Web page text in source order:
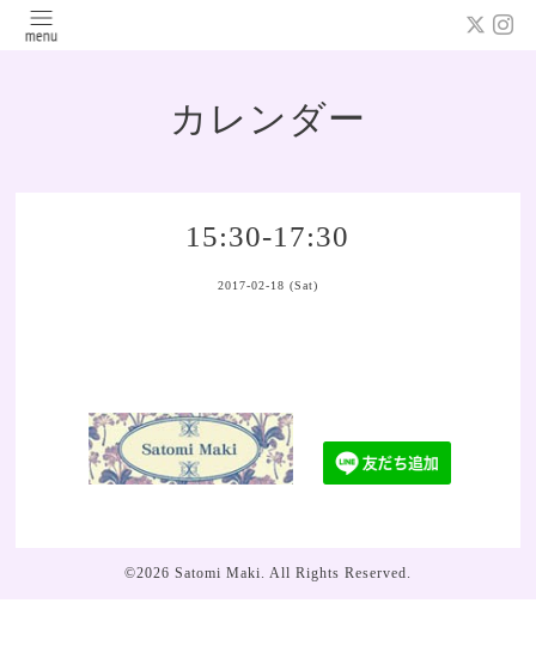
カレンダー
15:30-17:30
2017-02-18 (Sat)
©2026 Satomi Maki. All Rights Reserved.